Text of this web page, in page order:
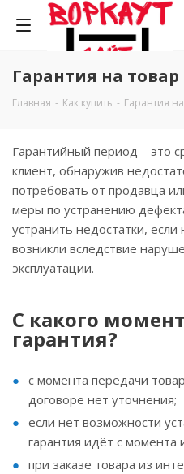
Гарантия на товар
Главная - Как купить - Гарантия
Гарантийный период – это
клиент, обнаружив
потребовать от продавца
меры по устранению
устранить недостатки,
возникли вследствие
эксплуатации.
С какого
гарантия?
с момента передачи
договоре нет уточнения;
если нет возможности
гарантия идёт с момента
при заказе товара из